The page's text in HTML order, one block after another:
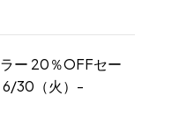
ラー 20％OFFセー
6/30（火）-